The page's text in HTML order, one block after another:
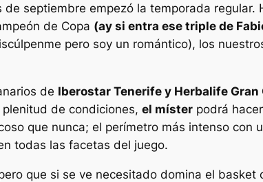
septiembre empezó la temporada regular.
de Copa (ay si entra ese triple de
pero soy un romántico), los
de Iberostar Tenerife y Herbalife Gran
de condiciones, el míster podrá
que nunca; el perímetro más intenso con
todas las facetas del juego.
que si se ve necesitado domina el basket